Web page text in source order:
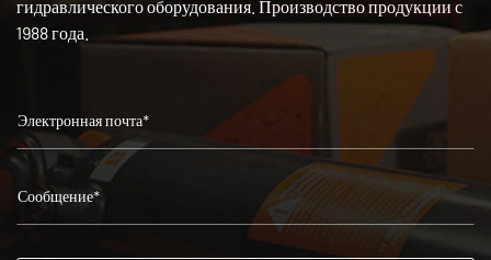
гидравлического оборудования. Производство продукции с
1988 года.